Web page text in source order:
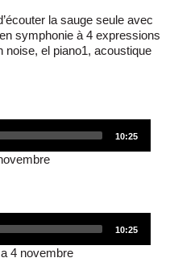
la sauge seule avec
symphonie à 4 expressions
noise, el piano1, acoustique
10:25
10:25
4 novembre